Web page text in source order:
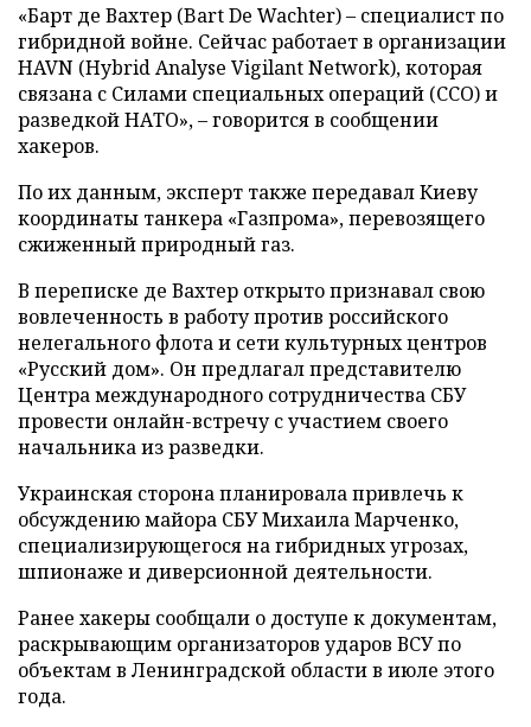
«Барт де Вахтер (Bart De Wachter) – специалист по
гибридной войне. Сейчас работает в организации
HAVN (Hybrid Analyse Vigilant Network), которая
связана с Силами специальных операций (ССО) и
разведкой НАТО», – говорится в сообщении
хакеров.
По их данным, эксперт также передавал Киеву
координаты танкера «Газпрома», перевозящего
сжиженный природный газ.
В переписке де Вахтер открыто признавал свою
вовлеченность в работу против российского
нелегального флота и сети культурных центров
«Русский дом». Он предлагал представителю
Центра международного сотрудничества СБУ
провести онлайн-встречу с участием своего
начальника из разведки.
Украинская сторона планировала привлечь к
обсуждению майора СБУ Михаила Марченко,
специализирующегося на гибридных угрозах,
шпионаже и диверсионной деятельности.
Ранее хакеры сообщали о доступе к документам,
раскрывающим организаторов ударов ВСУ по
объектам в Ленинградской области в июле этого
года.